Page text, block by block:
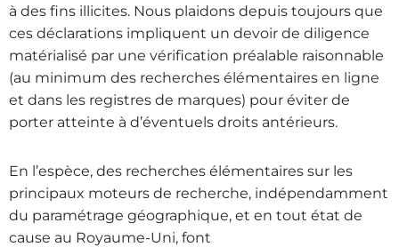
à des fins illicites. Nous plaidons depuis toujours que
ces déclarations impliquent un devoir de diligence
matérialisé par une vérification préalable raisonnable
(au minimum des recherches élémentaires en ligne
et dans les registres de marques) pour éviter de
porter atteinte à d’éventuels droits antérieurs.
En l’espèce, des recherches élémentaires sur les
principaux moteurs de recherche, indépendamment
du paramétrage géographique, et en tout état de
cause au Royaume-Uni, font